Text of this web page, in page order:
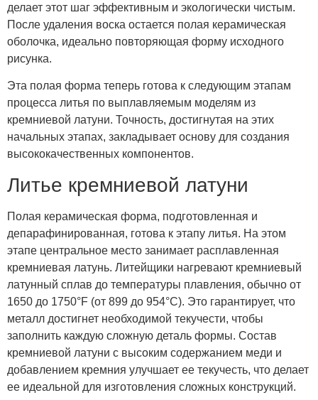
делает этот шаг эффективным и экологически чистым.
После удаления воска остается полая керамическая
оболочка, идеально повторяющая форму исходного
рисунка.
Эта полая форма теперь готова к следующим этапам
процесса литья по выплавляемым моделям из
кремниевой латуни. Точность, достигнутая на этих
начальных этапах, закладывает основу для создания
высококачественных компонентов.
Литье кремниевой латуни
Полая керамическая форма, подготовленная и
депарафинированная, готова к этапу литья. На этом
этапе центральное место занимает расплавленная
кремниевая латунь. Литейщики нагревают кремниевый
латунный сплав до температуры плавления, обычно от
1650 до 1750°F (от 899 до 954°C). Это гарантирует, что
металл достигнет необходимой текучести, чтобы
заполнить каждую сложную деталь формы. Состав
кремниевой латуни с высоким содержанием меди и
добавлением кремния улучшает ее текучесть, что делает
ее идеальной для изготовления сложных конструкций.